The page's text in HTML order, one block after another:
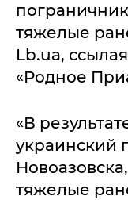
тяжелые
Lb.ua,
«Родное
«В
украинский
тяжелые